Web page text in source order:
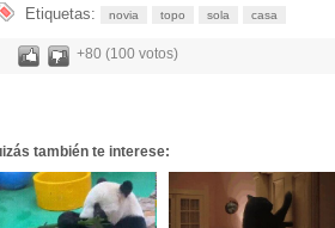
Etiquetas: novia topo sola casa
+80 (100 votos)
también te interese: